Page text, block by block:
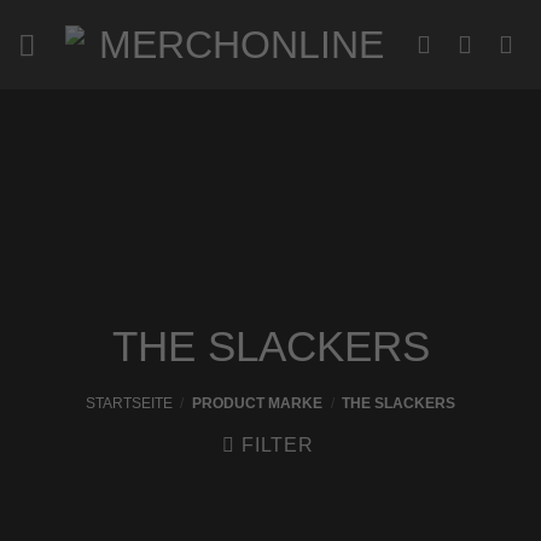
THE SLACKERS
STARTSEITE / PRODUCT MARKE / THE SLACKERS
FILTER